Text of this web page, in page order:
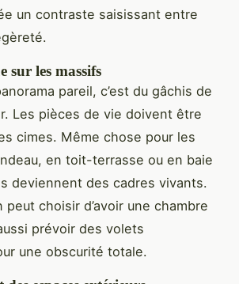
un contraste saisissant entre
sur les massifs
pareil, c’est du gâchis de
Les pièces de vie doivent être
cimes. Même chose pour les
en toit-terrasse ou en baie
deviennent des cadres vivants.
peut choisir d’avoir une chambre
prévoir des volets
une obscurité totale.